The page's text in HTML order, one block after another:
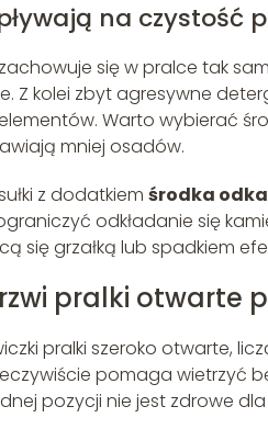
na czystość
się w pralce tak
Z kolei zbyt agresywne
Warto wybierać
mniej osadów.
z dodatkiem środka
odkładanie się
się grzałką lub spadkiem
pralki otwarte
pralki szeroko otwarte,
pomaga wietrzyć
pozycji nie jest zdrowe